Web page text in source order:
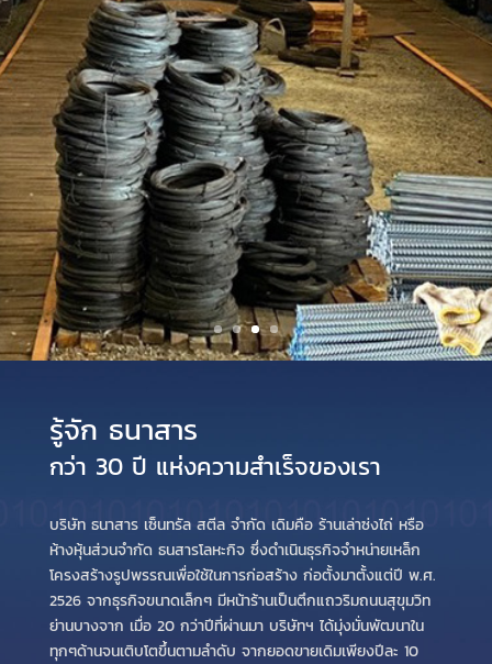
รู้จัก ธนาสาร
กว่า 30 ปี แห่งความสำเร็จของเรา
บริษัท ธนาสาร เซ็นทรัล สตีล จำกัด เดิมคือ ร้านเล่าซ่งไถ่ หรือ
ห้างหุ้นส่วนจำกัด ธนสารโลหะกิจ ซึ่งดำเนินธุรกิจจำหน่ายเหล็ก
โครงสร้างรูปพรรณเพื่อใช้ในการก่อสร้าง ก่อตั้งมาตั้งแต่ปี พ.ศ.
2526 จากธุรกิจขนาดเล็กๆ มีหน้าร้านเป็นตึกแถวริมถนนสุขุมวิท
ย่านบางจาก เมื่อ 20 กว่าปีที่ผ่านมา บริษัทฯ ได้มุ่งมั่นพัฒนาใน
ทุกๆด้านจนเติบโตขึ้นตามลำดับ จากยอดขายเดิมเพียงปีละ 10